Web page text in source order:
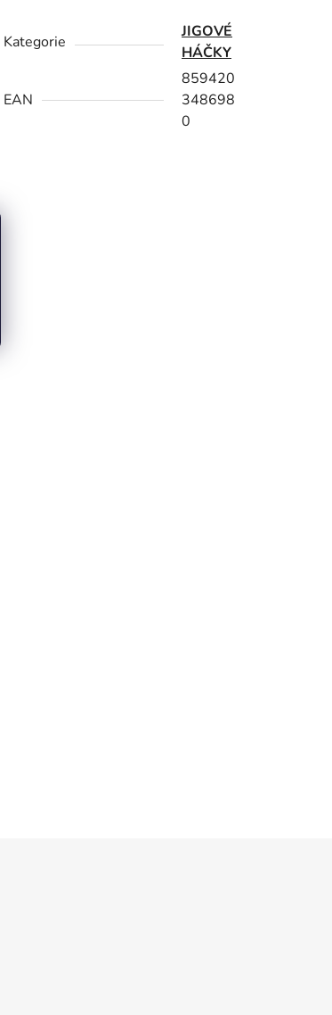
Kategorie
JIGOVÉ
HÁČKY
EAN
859420
348698
0